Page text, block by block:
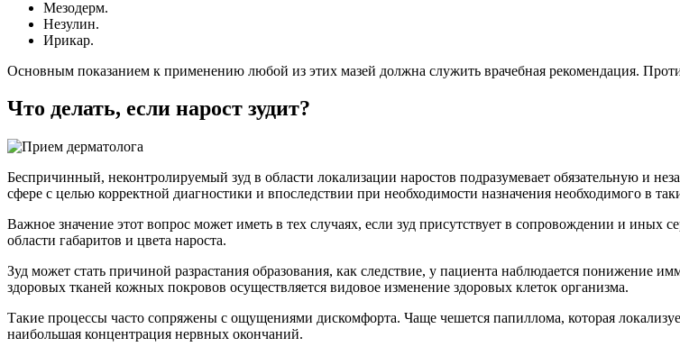
Мезодерм.
Незулин.
Ирикар.
Основным показанием к применению любой из этих мазей должна служить врачебная рекомендация.
Что делать, если нарост зудит?
Беспричинный, неконтролируемый зуд в области локализации наростов подразумевает обязательную и
сфере с целью корректной диагностики и впоследствии при необходимости назначения необходимого в
Важное значение этот вопрос может иметь в тех случаях, если зуд присутствует в сопровождении и
области габаритов и цвета нароста.
Зуд может стать причиной разрастания образования, как следствие, у пациента наблюдается понижение
здоровых тканей кожных покровов осуществляется видовое изменение здоровых клеток организма.
Такие процессы часто сопряжены с ощущениями дискомфорта. Чаще чешется папиллома, которая
наибольшая концентрация нервных окончаний.